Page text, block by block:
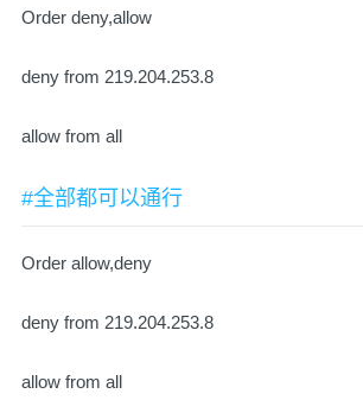
Order deny,allow
deny from 219.204.253.8
allow from all
#全部都可以通行
Order allow,deny
deny from 219.204.253.8
allow from all